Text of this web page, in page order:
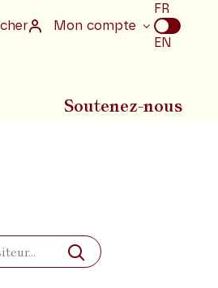
Mon compte
Choix
de
la
FR
EN
Soutenez-nous
Rechercher